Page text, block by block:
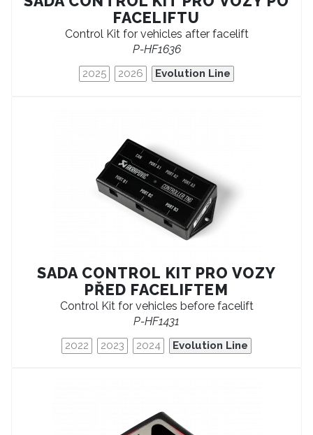
FACELIFTU
Control Kit for vehicles after facelift
P-HF1636
2025 2026 Evolution Line
SADA CONTROL KIT PRO VOZY
PŘED FACELIFTEM
Control Kit for vehicles before facelift
P-HF1431
2022 2023 2024 Evolution Line